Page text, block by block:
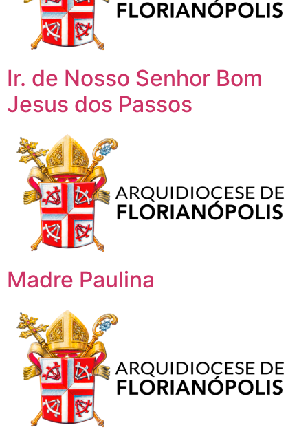
Ir. de Nosso Senhor Bom
Jesus dos Passos
Madre Paulina